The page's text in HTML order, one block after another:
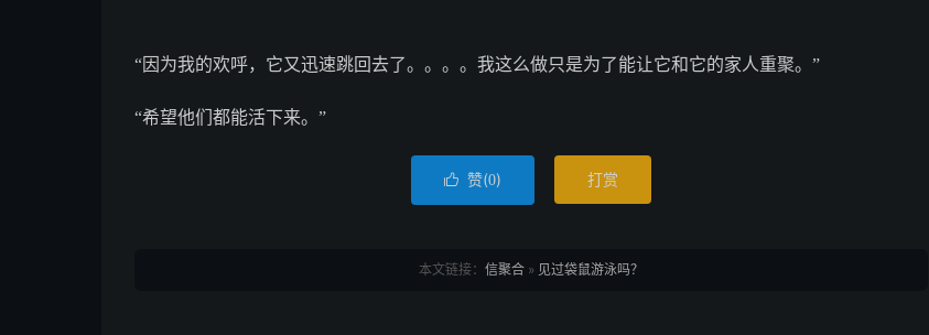
“因为我的欢呼，它又迅速跳回去了。。。。我这么做只是为了能让它和它的家人重聚。”
“希望他们都能活下来。”
 赞(0) 打赏
本文链接： 信聚合 » 见过袋鼠游泳吗？